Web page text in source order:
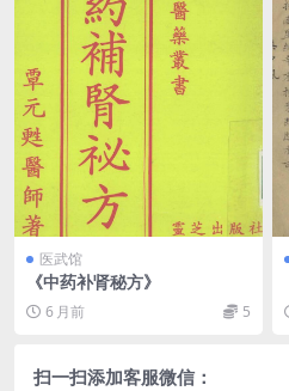
医武馆
《中药补肾秘方》
6 月前 5
扫一扫添加客服微信：